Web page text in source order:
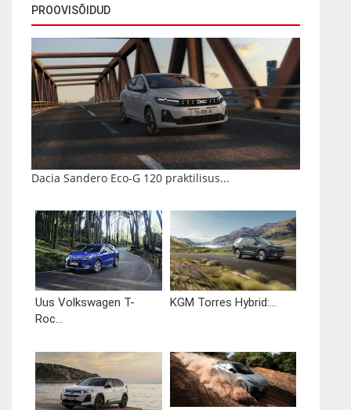
PROOVISÕIDUD
Dacia Sandero Eco-G 120 praktilisus...
Uus Volkswagen T-
Roc...
KGM Torres Hybrid:...